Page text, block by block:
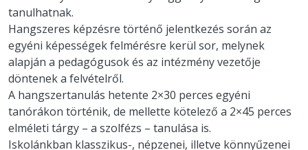
tanulhatnak.
Hangszeres képzésre történő jelentkezés során az
egyéni képességek felmérésre kerül sor, melynek
alapján a pedagógusok és az intézmény vezetője
döntenek a felvételről.
A hangszertanulás hetente 2×30 perces egyéni
tanórákon történik, de mellette kötelező a 2×45 perces
elméleti tárgy – a szolfézs – tanulása is.
Iskolánkban klasszikus-, népzenei, illetve könnyűzenei